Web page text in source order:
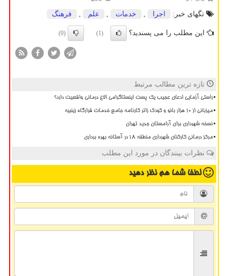
تگهای خبر:
اجرا خدمات علم فرهنگ
این مطلب را می پسندید؟ (1)
(0)
تازه ترین مطالب مرتبط
راستی آزمایی ادعای عجیب یک پست اینستاگرامی الاغ درمانی واقعیت دارد؟
میزبانی از ۱۰ هزار بانو و کودک زائر کارنامه جامع خدمات قرارگاه زینبیه
نسخه شهرداری برای آرامستان جدید تهران
مرکز درمانی کارکنان شهرداری منطقه ۱۸ در آستانه بهره برداری
نظرات بینندگان در مورد این مطلب
لطفا شما همنظر دهید